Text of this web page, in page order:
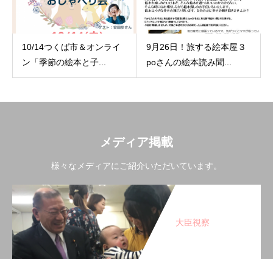
10/14つくば市＆オンライ
ン「季節の絵本と子...
9月26日！旅する絵本屋３
poさんの絵本読み聞...
メディア掲載
様々なメディアにご紹介いただいています。
大臣視察